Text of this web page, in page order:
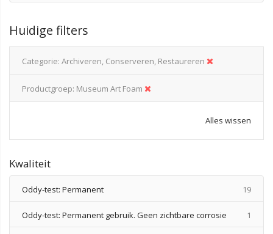
Huidige filters
Categorie Archiveren, Conserveren, Restaureren
Productgroep Museum Art Foam
Alles wissen
Kwaliteit
Oddy-test: Permanent 19
Oddy-test: Permanent gebruik. Geen zichtbare corrosie 1